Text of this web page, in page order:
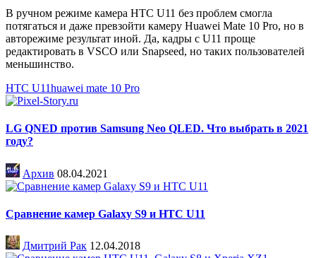
В ручном режиме камера HTC U11 без проблем смогла
потягаться и даже превзойти камеру Huawei Mate 10 Pro, но в
авторежиме результат иной. Да, кадры с U11 проще
редактировать в VSCO или Snapseed, но таких пользователей
меньшинство.
HTC U11huawei mate 10 Pro
LG QNED против Samsung Neo QLED. Что выбрать в 2021
году?
Архив 08.04.2021
Сравнение камер Galaxy S9 и HTC U11
Дмитрий Рак 12.04.2018